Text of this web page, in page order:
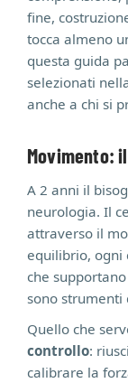
fine,
tocca almeno
questa guida
selezionati
anche a chi si
Movimento:
A 2 anni il
neurologia. Il
attraverso il
equilibrio, ogni
che
sono strumenti
Quello che
controllo:
calibrare la